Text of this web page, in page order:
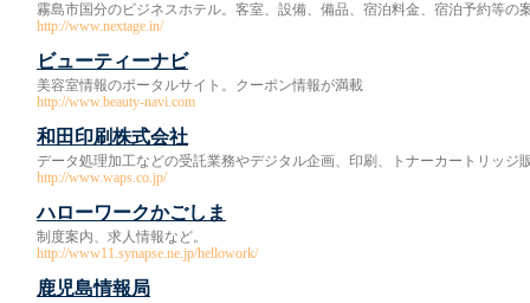
霧島市国分のビジネスホテル。客室、設備、備品、宿泊料金、宿泊予約等の
http://www.nextage.in/
ビューティーナビ
美容室情報のポータルサイト。クーポン情報が満載
http://www.beauty-navi.com
和田印刷株式会社
データ処理加工などの受託業務やデジタル企画、印刷、トナーカートリッジ
http://www.waps.co.jp/
ハローワークかごしま
制度案内、求人情報など。
http://www11.synapse.ne.jp/hellowork/
鹿児島情報局